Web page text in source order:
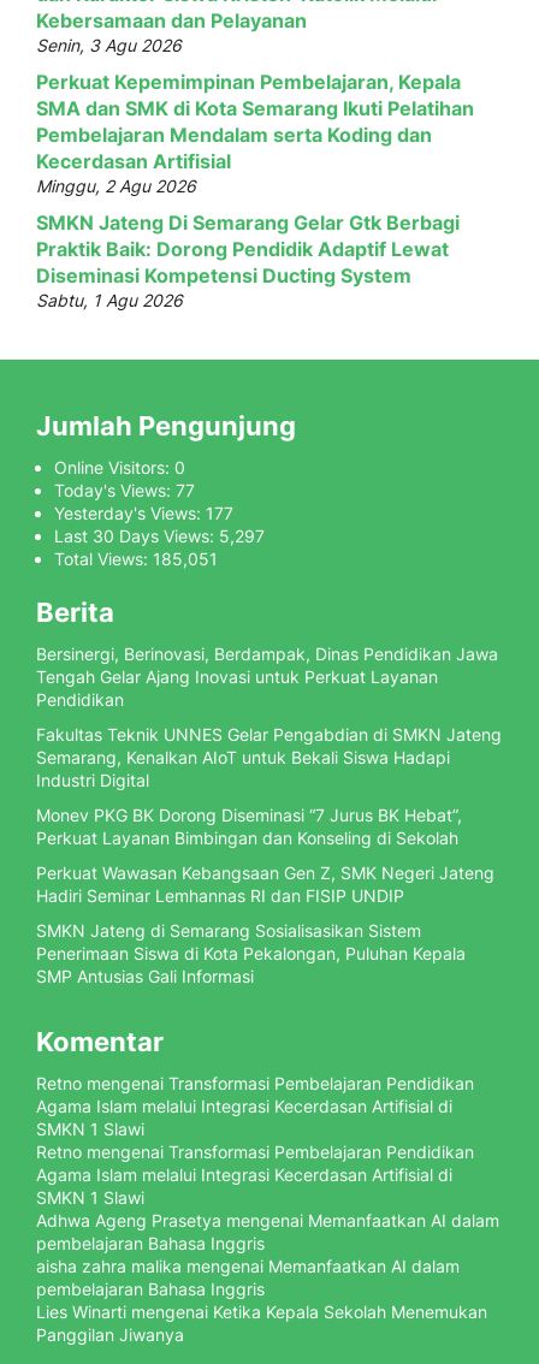
Kebersamaan dan Pelayanan
Senin, 3 Agu 2026
Perkuat Kepemimpinan Pembelajaran, Kepala
SMA dan SMK di Kota Semarang Ikuti Pelatihan
Pembelajaran Mendalam serta Koding dan
Kecerdasan Artifisial
Minggu, 2 Agu 2026
SMKN Jateng Di Semarang Gelar Gtk Berbagi
Praktik Baik: Dorong Pendidik Adaptif Lewat
Diseminasi Kompetensi Ducting System
Sabtu, 1 Agu 2026
Jumlah Pengunjung
Online Visitors: 0
Today's Views: 77
Yesterday's Views: 177
Last 30 Days Views: 5,297
Total Views: 185,051
Berita
Bersinergi, Berinovasi, Berdampak, Dinas Pendidikan Jawa
Tengah Gelar Ajang Inovasi untuk Perkuat Layanan
Pendidikan
Fakultas Teknik UNNES Gelar Pengabdian di SMKN Jateng
Semarang, Kenalkan AIoT untuk Bekali Siswa Hadapi
Industri Digital
Monev PKG BK Dorong Diseminasi “7 Jurus BK Hebat”,
Perkuat Layanan Bimbingan dan Konseling di Sekolah
Perkuat Wawasan Kebangsaan Gen Z, SMK Negeri Jateng
Hadiri Seminar Lemhannas RI dan FISIP UNDIP
SMKN Jateng di Semarang Sosialisasikan Sistem
Penerimaan Siswa di Kota Pekalongan, Puluhan Kepala
SMP Antusias Gali Informasi
Komentar
Retno mengenai Transformasi Pembelajaran Pendidikan
Agama Islam melalui Integrasi Kecerdasan Artifisial di
SMKN 1 Slawi
Retno mengenai Transformasi Pembelajaran Pendidikan
Agama Islam melalui Integrasi Kecerdasan Artifisial di
SMKN 1 Slawi
Adhwa Ageng Prasetya mengenai Memanfaatkan AI dalam
pembelajaran Bahasa Inggris
aisha zahra malika mengenai Memanfaatkan AI dalam
pembelajaran Bahasa Inggris
Lies Winarti mengenai Ketika Kepala Sekolah Menemukan
Panggilan Jiwanya